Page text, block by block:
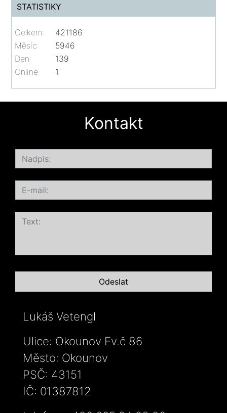
STATISTIKY
Online: 1
Celkem:
421186
Měsíc:
5946
Den:
139
Kontakt
Lukáš Vetengl
Ulice: Okounov Ev.č 86
Město: Okounov
PSČ: 43151
IČ: 01387812